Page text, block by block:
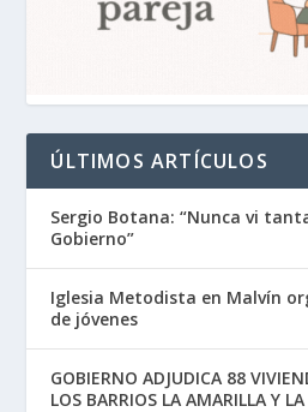
ÚLTIMOS ARTÍCULOS
Sergio Botana: “Nunca vi
Gobierno”
Iglesia Metodista en Malvín
de jóvenes
GOBIERNO ADJUDICA 88
LOS BARRIOS LA AMARILLA Y